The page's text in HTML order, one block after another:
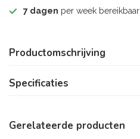
7 dagen per week bereikbaar
Productomschrijving
Specificaties
Gerelateerde producten